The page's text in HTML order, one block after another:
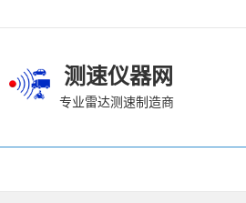
测速仪器网
专业雷达测速制造商